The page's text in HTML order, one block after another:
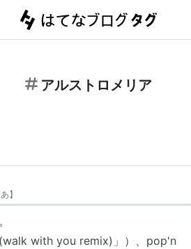
アルストロメリア
】
with you remix)」）、pop'n